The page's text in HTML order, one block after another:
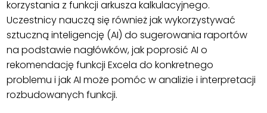
korzystania z funkcji arkusza kalkulacyjnego.
Uczestnicy nauczą się również jak wykorzystywać
sztuczną inteligencję (AI) do sugerowania raportów
na podstawie nagłówków, jak poprosić AI o
rekomendację funkcji Excela do konkretnego
problemu i jak AI może pomóc w analizie i interpretacji
rozbudowanych funkcji.